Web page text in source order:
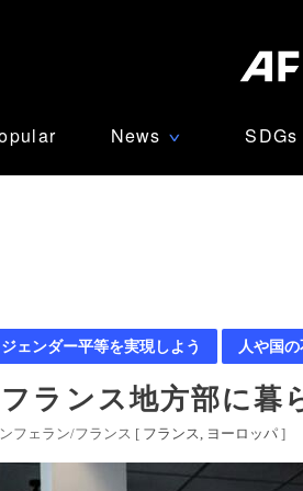
News ∨ SDGs
ジェンダー平等を実現しよう 人や国
ランス地方部に暮
フェラン/フランス [ フランス ヨーロッパ ]